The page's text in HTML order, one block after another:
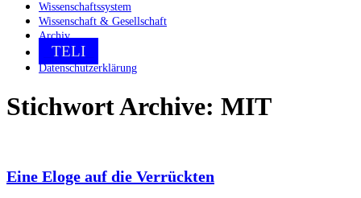
Wissenschaftssystem
Wissenschaft & Gesellschaft
Archiv
TELI
Datenschutzerklärung
Stichwort Archive: MIT
Eine Eloge auf die Verrückten